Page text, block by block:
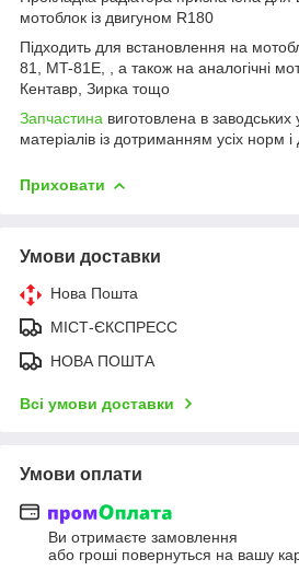
мотоблок із двигуном R180
Підходить для встановлення на
81, MT-81E, , а також на аналогічні
Кентавр, Зирка тощо
Запчастина виготовлена в заводських
матеріалів із дотриманням усіх норм і
Приховати
Умови доставки
Нова Пошта
МІСТ-ЄКСПРЕСС
НОВА ПОШТА
Всі умови доставки
Умови оплати
Ви отримаєте замовлення
або гроші повернуться на вашу